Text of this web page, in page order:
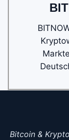
Bitcoin &